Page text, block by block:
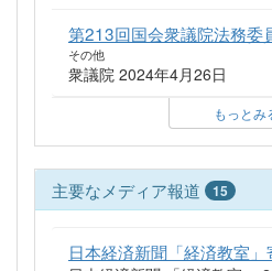
第213回国会衆議院法務委
その他
衆議院 2024年4月26日
もっとみ
主要なメディア報道 15
日本経済新聞「経済教室」